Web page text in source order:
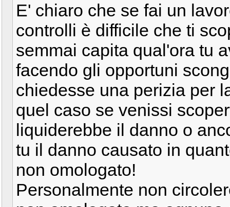
E' chiaro che se fai un
controlli è difficile che ti
semmai capita qual'ora tu
facendo gli opportuni
chiedesse una perizia per
quel caso se venissi
liquiderebbe il danno o
tu il danno causato in
non omologato!
Personalmente non